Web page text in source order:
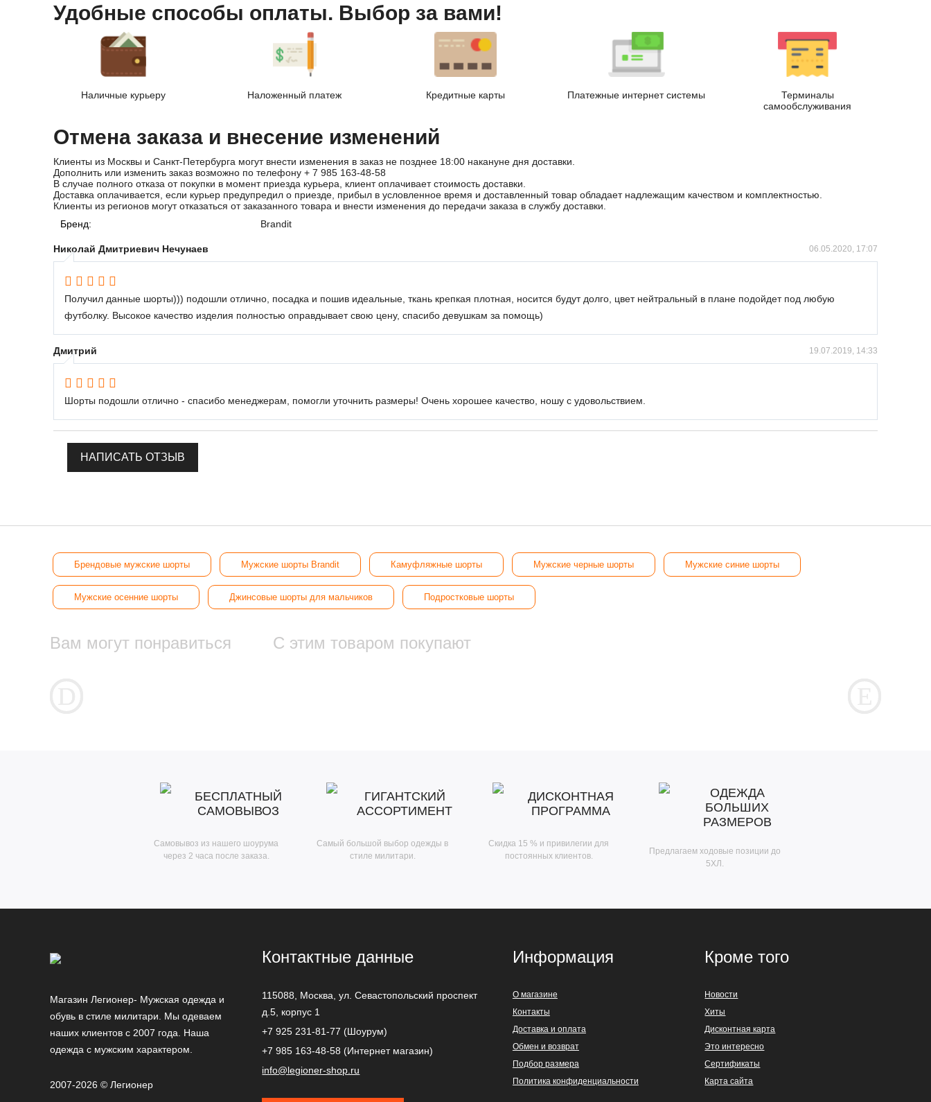
Удобные способы оплаты. Выбор за вами!
Наличные курьеру Наложенный платеж Кредитные карты Платежные интернет системы
Терминалы
самообслуживания
Отмена заказа и внесение изменений
Клиенты из Москвы и Санкт-Петербурга могут внести изменения в заказ не позднее 18:00 накануне дня доставки.
Дополнить или изменить заказ возможно по телефону + 7 985 163-48-58
В случае полного отказа от покупки в момент приезда курьера, клиент оплачивает стоимость доставки.
Доставка оплачивается, если курьер предупредил о приезде, прибыл в условленное время и доставленный товар обладает надлежащим качеством и комплектностью.
Клиенты из регионов могут отказаться от заказанного товара и внести изменения до передачи заказа в службу доставки.
Бренд:
Brandit
Николай Дмитриевич Нечунаев 06.05.2020, 17:07
Получил данные шорты))) подошли отлично, посадка и пошив идеальные, ткань крепкая плотная, носится будут долго, цвет нейтральный в плане подойдет под любую
футболку. Высокое качество изделия полностью оправдывает свою цену, спасибо девушкам за помощь)
Дмитрий 19.07.2019, 14:33
Шорты подошли отлично - спасибо менеджерам, помогли уточнить размеры! Очень хорошее качество, ношу с удовольствием.
НАПИСАТЬ ОТЗЫВ
Брендовые мужские шорты Мужские шорты Brandit Камуфляжные шорты Мужские черные шорты Мужские cиние шорты
Мужские осенние шорты Джинсовые шорты для мальчиков Подростковые шорты
Вам могут понравиться С этим товаром покупают
БЕСПЛАТНЫЙ
САМОВЫВОЗ
Самовывоз из нашего шоурума
через 2 часа после заказа.
ГИГАНТСКИЙ
АССОРТИМЕНТ
Самый большой выбор одежды в
стиле милитари.
ДИСКОНТНАЯ
ПРОГРАММА
Скидка 15 % и привилегии для
постоянных клиентов.
ОДЕЖДА
БОЛЬШИХ
РАЗМЕРОВ
Предлагаем ходовые позиции до
5ХЛ.
Магазин Легионер- Мужская одежда и
обувь в стиле милитари. Мы одеваем
наших клиентов с 2007 года. Наша
одежда с мужским характером.
2007-2026 © Легионер
Контактные данные
115088, Москва ,ул. Севастопольский проспект
д.5, корпус 1
+7 925 231-81-77 (Шоурум)
+7 985 163-48-58 (Интернет магазин)
info@legioner-shop.ru
Информация
О магазине
Контакты
Доставка и оплата
Обмен и возврат
Подбор размера
Политика конфиденциальности
Кроме того
Новости
Хиты
Дисконтная карта
Это интересно
Сертификаты
Карта сайта